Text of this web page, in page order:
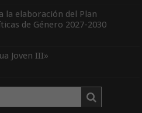
la elaboración del Plan
de Género 2027-2030
Joven III»